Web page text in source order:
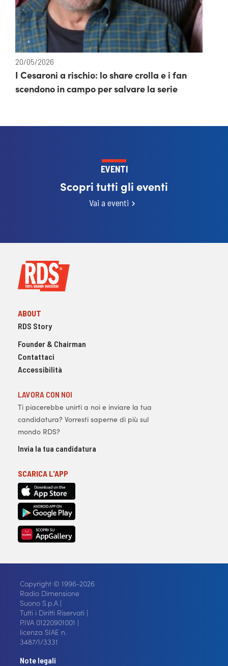
20/05/2026
I Cesaroni a rischio: lo share crolla e i fan
scendono in campo per salvare la serie
EVENTI
Scopri tutti gli eventi
Vai a eventi
ABOUT
RDS Story
Founder & Chairman
Contattaci
Accessibilità
LAVORA CON NOI
Ti piacerebbe unirti a noi e inviare la tua
candidatura? Vorresti saperne di più sul
mondo RDS?
Invia la tua candidatura
SCARICA L'APP
Copyright © 1996-2026
Radio Dimensione
Suono S.p.A |
Tutti i Diritti Riservati |
P.IVA 01220901001 |
licenza SIAE n.
3487/I/3331
Note legali